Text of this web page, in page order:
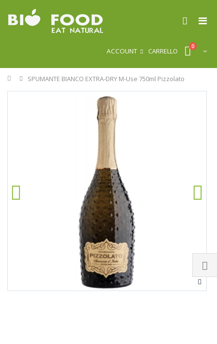
ACCOUNT CARRELLO
0
Home
SPUMANTE BIANCO EXTRA-DRY M-Use 750ml Pizzolato